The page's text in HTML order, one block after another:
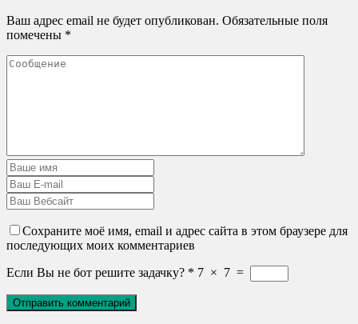
Ваш адрес email не будет опубликован. Обязательные поля
помечены *
Сохраните моё имя, email и адрес сайта в этом браузере для
последующих моих комментариев
Если Вы не бот решите задачку? * 7 × 7 =